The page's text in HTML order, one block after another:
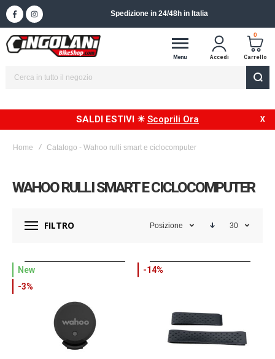
Spedizione in 24/48h in Italia
Menu Accedi
0
Carrello
SALDI ESTIVI ☀ Scoprili Ora
Home Catalogo - Wahoo rulli smart e ciclocomputer
WAHOO RULLI SMART E CICLOCOMPUTER
FILTRO Posizione 30
New
-3%
-14%